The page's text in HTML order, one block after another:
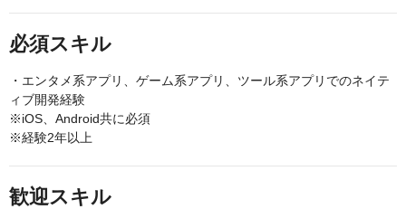
必須スキル
・エンタメ系アプリ、ゲーム系アプリ、ツール系アプリでのネイテ
ィブ開発経験
※iOS、Android共に必須
※経験2年以上
歓迎スキル